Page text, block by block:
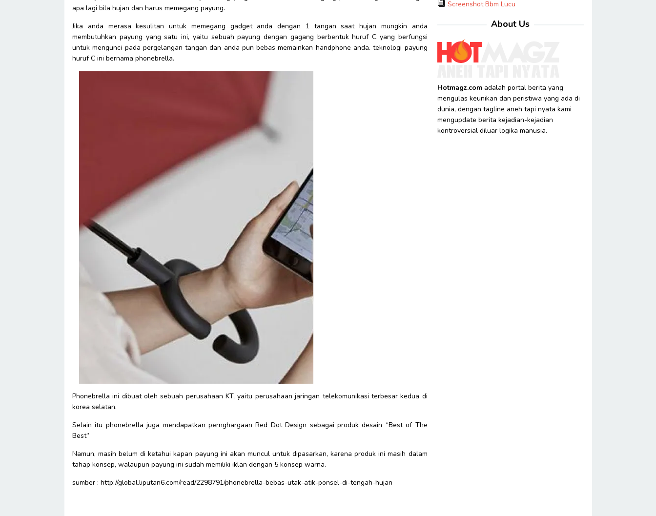
apa lagi bila hujan dan harus memegang payung.
Jika anda merasa kesulitan untuk memegang gadget anda dengan 1 tangan saat hujan mungkin anda
membutuhkan payung yang satu ini, yaitu sebuah payung dengan gagang berbentuk huruf C yang berfungsi
untuk mengunci pada pergelangan tangan dan anda pun bebas memainkan handphone anda. teknologi payung
huruf C ini bernama phonebrella.
Phonebrella ini dibuat oleh sebuah perusahaan KT, yaitu perusahaan jaringan telekomunikasi terbesar kedua di
korea selatan.
Selain itu phonebrella juga mendapatkan pernghargaan Red Dot Design sebagai produk desain “Best of The
Best”
Namun, masih belum di ketahui kapan payung ini akan muncul untuk dipasarkan, karena produk ini masih dalam
tahap konsep, walaupun payung ini sudah memiliki iklan dengan 5 konsep warna.
sumber : http://global.liputan6.com/read/2298791/phonebrella-bebas-utak-atik-ponsel-di-tengah-hujan
Screenshot Bbm Lucu
About Us
Hotmagz.comadalah portal berita yang
mengulas keunikan dan peristiwa yang ada di
dunia, dengan tagline aneh tapi nyata kami
mengupdate berita kejadian-kejadian
kontroversial diluar logika manusia.